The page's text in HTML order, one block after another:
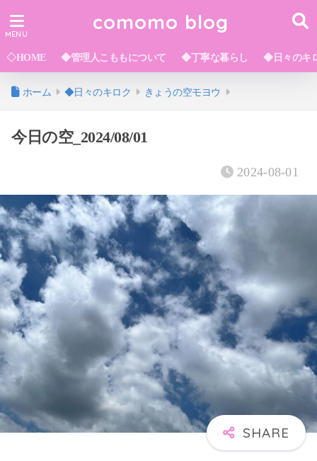
comomo blog
◇HOME ◆管理人こももについて ◆丁寧な暮らし ◆日々のキ
ホーム ◆日々のキロク きょうの空モヨウ
今日の空_2024/08/01
2024-08-01